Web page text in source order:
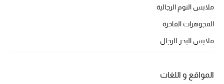
الهدايا
ما وصلنا حديثا
ملابس النوم الرجالية
المجوهرات الفاخرة
ملابس البحر للرجال
المواقع و اللغات